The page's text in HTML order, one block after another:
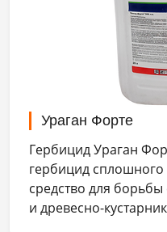
Ураган Форте
Гербицид Ураган
гербицид
средство для
и древесно-